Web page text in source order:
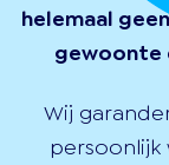
helemaal
gewoonte
Wij
persoonlijk